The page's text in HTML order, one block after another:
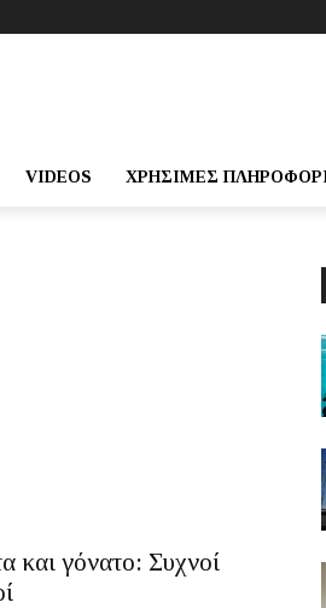
VIDEOS ΧΡΉΣΙΜΕΣ
και γόνατο: Συχνοί